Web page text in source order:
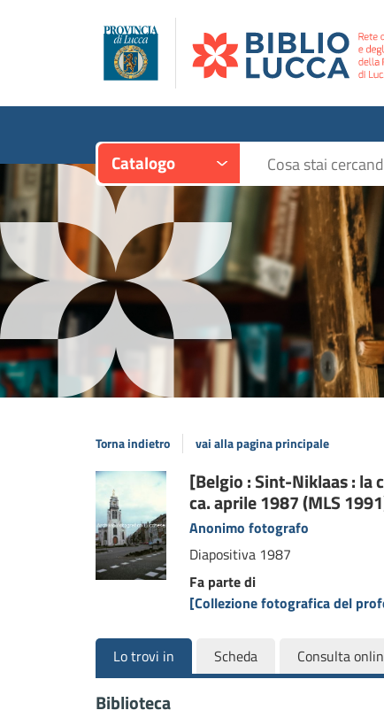
Catalogo Cerca su
Torna indietro vai alla pagina principale
Dettaglio
del
documento
[Belgio : Sint-Niklaas : la
ca. aprile 1987 (MLS
Anonimo fotografo
Diapositiva 1987
Fa parte di
[Collezione fotografica del
Lo trovi in Scheda Consulta
Biblioteca